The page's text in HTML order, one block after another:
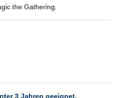
the Gathering.
3 Jahren geeignet.